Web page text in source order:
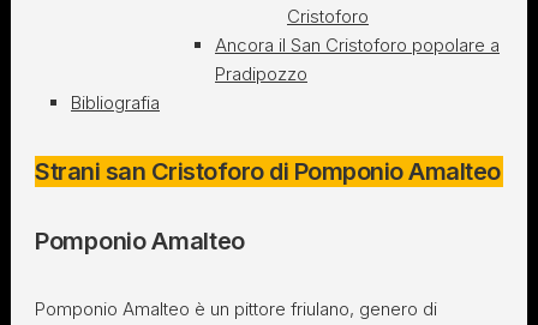
Cristoforo
Ancora il San Cristoforo popolare a
Pradipozzo
Bibliografia
Strani san Cristoforo di Pomponio Amalteo
Pomponio Amalteo
Pomponio Amalteo è un pittore friulano, genero di